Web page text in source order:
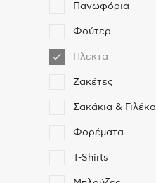
Πανωφόρια
Φούτερ
Πλεκτά
Ζακέτες
Σακάκια & Γιλέκα
Φορέματα
T-Shirts